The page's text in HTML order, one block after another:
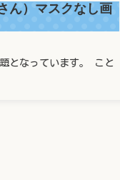
）マスクなし画
なっています。 こと